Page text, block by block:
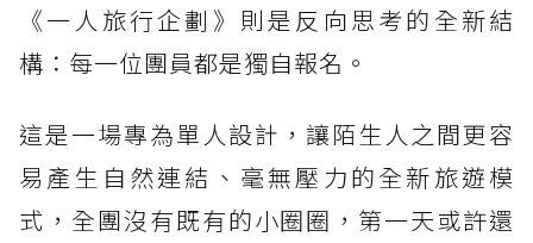
《一人旅行企劃》則是反向思考的全新結
構：每一位團員都是獨自報名。
這是一場專為單人設計，讓陌生人之間更容
易產生自然連結、毫無壓力的全新旅遊模
式，全團沒有既有的小圈圈，第一天或許還